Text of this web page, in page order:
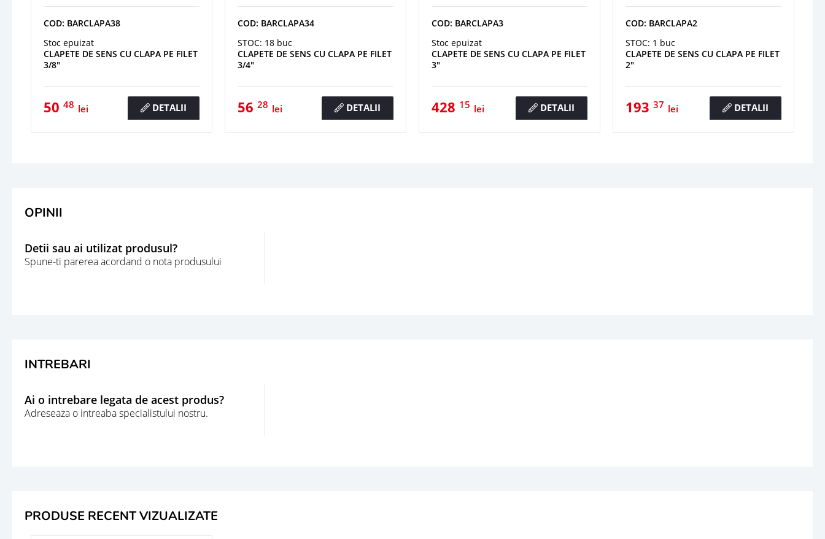
COD: BARCLAPA38
Stoc epuizat
CLAPETE DE SENS CU CLAPA PE FILET
3/8"
50 48 lei DETALII
COD: BARCLAPA34
STOC: 18 buc
CLAPETE DE SENS CU CLAPA PE FILET
3/4"
56 28 lei DETALII
COD: BARCLAPA3
Stoc epuizat
CLAPETE DE SENS CU CLAPA PE FILET
3"
428 15 lei DETALII
COD: BARCLAPA2
STOC: 1 buc
CLAPETE DE SENS CU CLAPA PE FILET
2"
193 37 lei DETALII
OPINII
Detii sau ai utilizat produsul?
Spune-ti parerea acordand o nota produsului
INTREBARI
Ai o intrebare legata de acest produs?
Adreseaza o intreaba specialistului nostru.
PRODUSE RECENT VIZUALIZATE